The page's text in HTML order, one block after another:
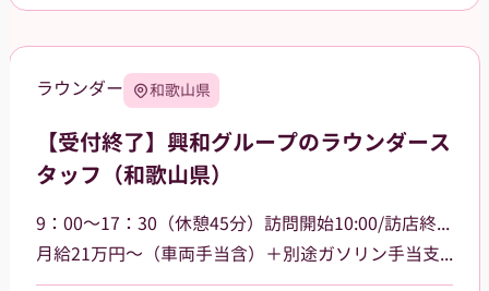
岐阜県岐阜市、大垣市を中心に、周辺エリアなども
ラウンダー 和歌山県
【受付終了】興和グループのラウンダース
タッフ（和歌山県）
9：00～17：30（休憩45分）訪問開始10:00/訪店終了17:00
月給21万円～（車両手当含）＋別途ガソリン手当支給 その他手当あり